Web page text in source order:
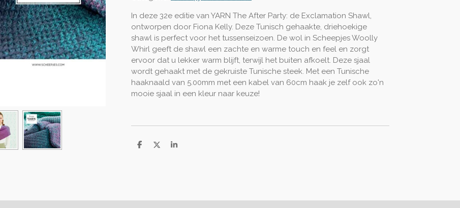
In deze 32e editie van YARN The After Party: de Exclamation Shawl,
ontworpen door Fiona Kelly. Deze Tunisch gehaakte, driehoekige
shawl is perfect voor het tussenseizoen. De wol in Scheepjes Woolly
Whirl geeft de shawl een zachte en warme touch en feel en zorgt
ervoor dat u lekker warm blijft, terwijl het buiten afkoelt. Deze sjaal
wordt gehaakt met de gekruiste Tunische steek. Met een Tunische
haaknaald van 5.00mm met een kabel van 60cm haak je zelf ook zo'n
mooie sjaal in een kleur naar keuze!
D
D
S